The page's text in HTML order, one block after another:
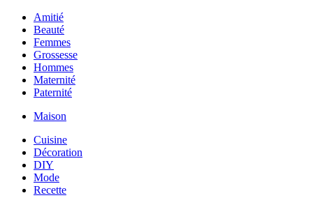
Amitié
Beauté
Femmes
Grossesse
Hommes
Maternité
Paternité
Maison
Cuisine
Décoration
DIY
Mode
Recette